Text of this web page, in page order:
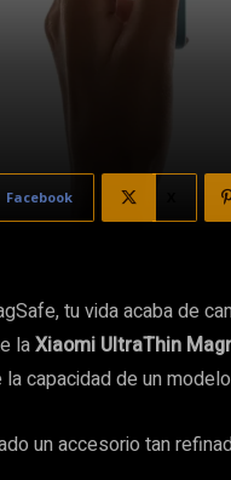
Facebook
tu vida acaba de
laXiaomi UltraThin
capacidad de un
un accesorio tan